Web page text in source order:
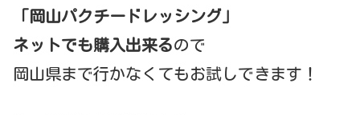
「岡山パクチードレッシング」
ネットでも購入出来るので
岡山県まで行かなくてもお試しできます！